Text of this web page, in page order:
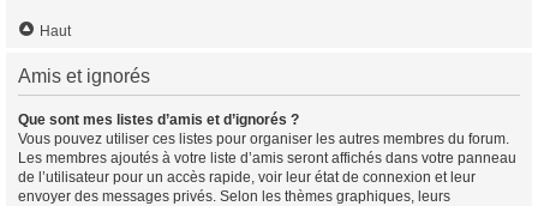
Haut
Amis et ignorés
Que sont mes listes d’amis et d’ignorés ?
Vous pouvez utiliser ces listes pour organiser les autres membres du forum.
Les membres ajoutés à votre liste d’amis seront affichés dans votre panneau
de l’utilisateur pour un accès rapide, voir leur état de connexion et leur
envoyer des messages privés. Selon les thèmes graphiques, leurs